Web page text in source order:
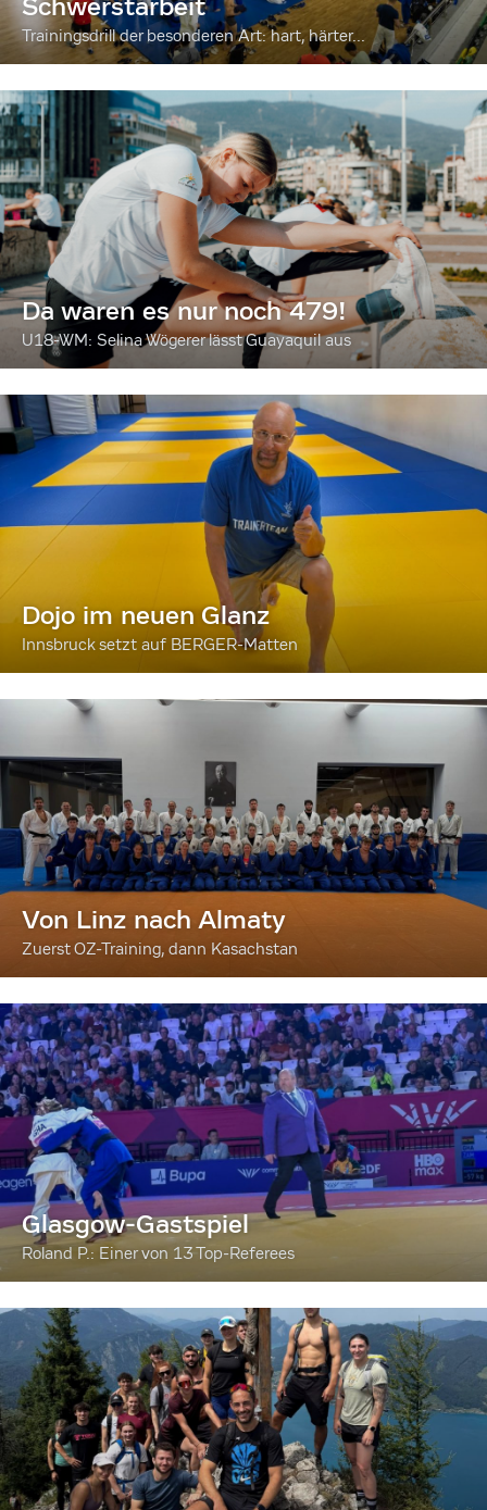
Trainingsdrill der besonderen Art: hart, härter...
Da waren es nur noch 479!
U18-WM: Selina Wögerer lässt Guayaquil aus
Dojo im neuen Glanz
Innsbruck setzt auf BERGER-Matten
Von Linz nach Almaty
Zuerst OZ-Training, dann Kasachstan
Glasgow-Gastspiel
Roland P.: Einer von 13 Top-Referees